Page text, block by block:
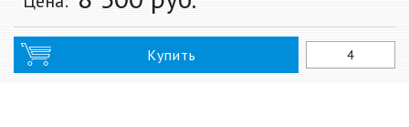
Купить